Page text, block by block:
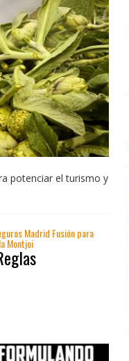
potenciar el turismo y
Madrid Fusión para
Montjoi